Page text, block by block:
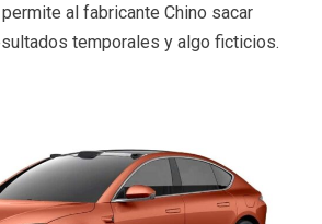
al fabricante Chino sacar
temporales y algo ficticios.